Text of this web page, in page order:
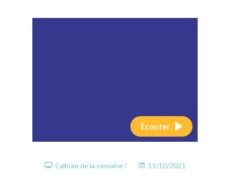
Écouter
L'album de la semaine ! 11/10/2021